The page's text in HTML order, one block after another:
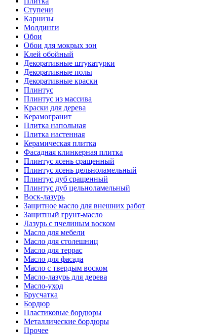
Ступени
Карнизы
Молдинги
Обои
Обои для мокрых зон
Клей обойный
Декоративные штукатурки
Декоративные полы
Декоративные краски
Плинтус
Плинтус из массива
Краски для дерева
Керамогранит
Плитка напольная
Плитка настенная
Керамическая плитка
Фасадная клинкерная плитка
Плинтус ясень сращенный
Плинтус ясень цельноламельный
Плинтус дуб сращенный
Плинтус дуб цельноламельный
Воск-лазурь
Защитное масло для внешних работ
Защитный грунт-масло
Лазурь с пчелиным воском
Масло для мебели
Масло для столешниц
Масло для террас
Масло для фасада
Масло с твердым воском
Масло-лазурь для дерева
Масло-уход
Брусчатка
Бордюр
Пластиковые бордюры
Металлические бордюры
Прочее